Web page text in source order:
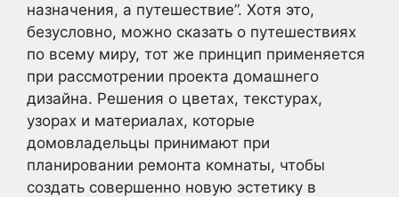
назначения, а путешествие”. Хотя это,
безусловно, можно сказать о путешествиях
по всему миру, тот же принцип применяется
при рассмотрении проекта домашнего
дизайна. Решения о цветах, текстурах,
узорах и материалах, которые
домовладельцы принимают при
планировании ремонта комнаты, чтобы
создать совершенно новую эстетику в